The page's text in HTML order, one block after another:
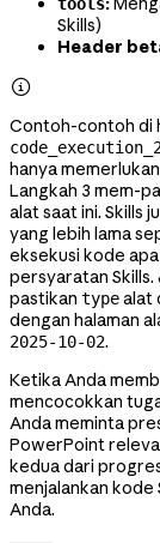
tools
Skills)
Header

Contoh-contoh di
hanya
Langkah 3 mem-
alat saat ini. Skills
yang lebih lama
eksekusi kode
persyaratan
pastikan typealat
dengan halaman
2025-10-02.
Ketika Anda
mencocokkan
Anda meminta
PowerPoint
kedua dari
menjalankan
Anda.